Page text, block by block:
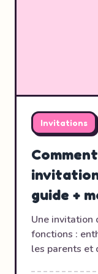
Invitations
guide +
Une invitation
fonctions :
les parents et